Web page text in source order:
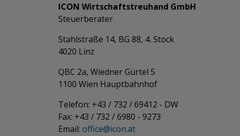
ICON Wirtschaftstreuhand GmbH
Steuerberater
Stahlstraße 14, BG 88, 4. Stock
4020 Linz
QBC 2a, Wiedner Gürtel 5
​​​​​​​1100 Wien Hauptbahnhof
Telefon: +43 / 732 / 69412 - DW
Fax: +43 / 732 / 6980 - 9273
​​​​​​​Email: office@­icon.at